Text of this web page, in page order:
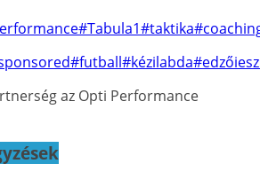
#Tabula1#taktika
#futball#kézilabda
az Opti Performance